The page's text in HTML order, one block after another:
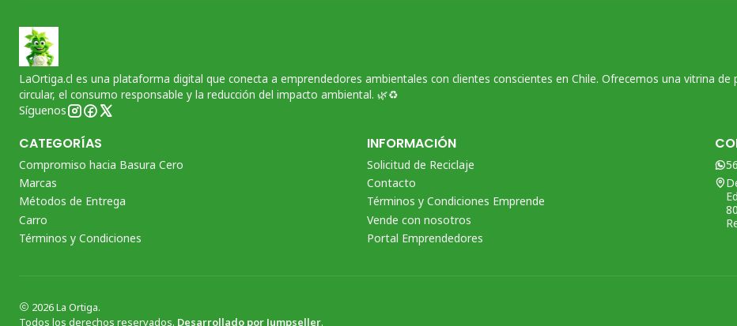
LaOrtiga.cl es una plataforma digital que conecta a emprendedores ambientales con clientes conscientes en Chile. Ofrecemos una vitrina
circular, el consumo responsable y la reducción del impacto ambiental. 🌿♻️
Síguenos
CATEGORÍAS
Compromiso hacia Basura Cero
Marcas
Métodos de Entrega
Carro
Términos y Condiciones
INFORMACIÓN
Solicitud de Reciclaje
Contacto
Términos y Condiciones Emprende
Vende con nosotros
Portal Emprendedores
2026 La Ortiga.
Todos los derechos reservados. Desarrollado por Jumpseller.